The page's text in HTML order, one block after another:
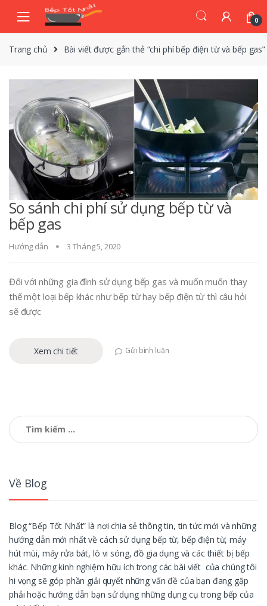
navigation
content
0
Trang chủ Bài viết được gắn thẻ “chi phí bếp điện từ và bếp gas”
So sánh chi phí sử dụng bếp từ và
bếp gas
Hướng dẫn 3 Tháng 5, 2020
Đối với những gia đình sử dụng bếp gas và muốn muốn thay
thế một loại bếp khác như bếp từ hay bếp điện từ thì câu hỏi
sẽ được
Xem chi tiết Gửi bình luận
Tìm
kiếm
cho:
Về Blog
Blog “Bếp Tốt Nhất” là nơi chia sẻ thông tin, tin tức mới và những
hướng dẫn mới nhất về cách sử dụng bếp từ, bếp điện từ, máy
hút mùi, máy rửa bát, lò vi sóng, đồ gia dụng và các thiết bị bếp
khác. Những kinh nghiệm hữu ích trong các bài viết của chúng tôi
hi vọng sẽ góp phần giải quyết những vấn đề của bạn đang gặp
phải hoặc hướng dẫn bạn sử dụng những dụng cụ trong bếp của